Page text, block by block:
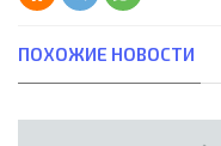
ПОХОЖИЕ НОВОСТИ